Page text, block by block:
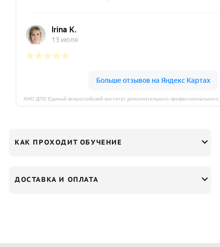
КАК ПРОХОДИТ ОБУЧЕНИЕ
ДОСТАВКА И ОПЛАТА